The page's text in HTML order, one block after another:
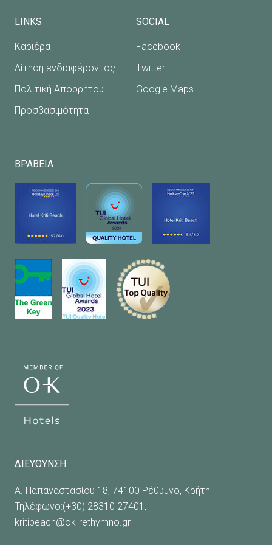
LINKS
Καριέρα
Αίτηση ενδιαφέροντος
Πολιτική Απορρήτου
Προσβασιμότητα
SOCIAL
Facebook
Twitter
Google Maps
ΒΡΑΒΕΙΑ
ΔΙΕΥΘΥΝΣΗ
Α. Παπαναστασίου 18, 74100 Ρέθυμνο, Κρήτη
Τηλέφωνο:(+30) 28310 27401,
kritibeach@ok-rethymno.gr